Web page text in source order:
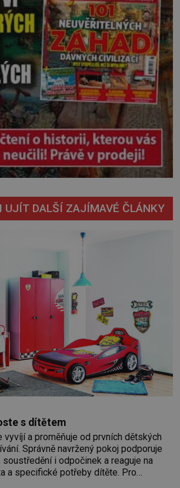
UJÍT DALŠÍ ZAJÍMAVÉ ČLÁNKY
s dítětem
a proměňuje od prvních dětských
Správně navržený pokoj podporuje
i odpočinek a reaguje na
a specifické potřeby dítěte. Pro